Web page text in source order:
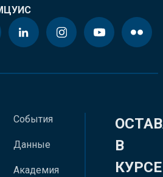
События
Данные
Академия
В
КУРСЕ